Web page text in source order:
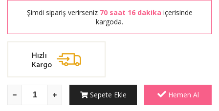
Şimdi sipariş verirseniz 70 saat 16 dakika içerisinde
kargoda.
Sepete Ekle Hemen Al